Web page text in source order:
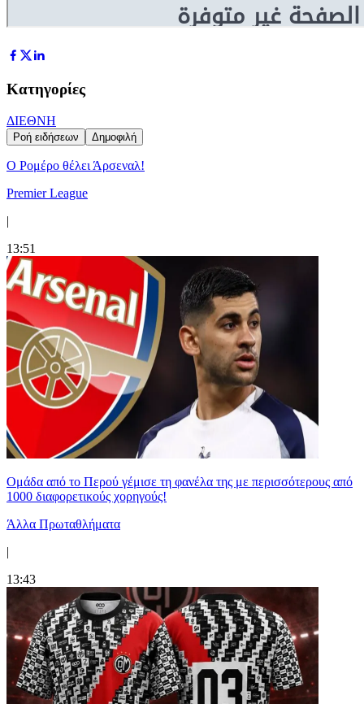
Κατηγορίες
ΔΙΕΘΝΗ
Ροή ειδήσεων Δημοφιλή
Ο Ρομέρο θέλει Άρσεναλ!
Premier League
|
13:51
Ομάδα από το Περού γέμισε τη φανέλα της με περισσότερους από
1000 διαφορετικούς χορηγούς!
Άλλα Πρωταθλήματα
|
13:43